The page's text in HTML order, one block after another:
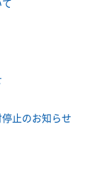
止のお知らせ